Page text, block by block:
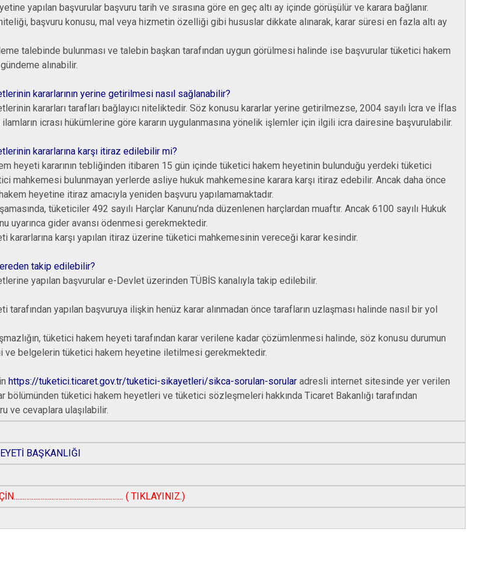
yapılan başvurular başvuru tarih ve sırasına göre en geç altı ay içinde görüşülür ve karara bağlanır.
başvuru konusu, mal veya hizmetin özelliği gibi hususlar dikkate alınarak, karar süresi en fazla altı ay
talebinde bulunması ve talebin başkan tarafından uygun görülmesi halinde ise başvurular tüketici hakem
alınabilir.
kararlarının yerine getirilmesi nasıl sağlanabilir?
kararları tarafları bağlayıcı niteliktedir. Söz konusu kararlar yerine getirilmezse, 2004 sayılı İcra ve İflas
ilamların icrası hükümlerine göre kararın uygulanmasına yönelik işlemler için ilgili icra dairesine başvurulabilir.
kararlarına karşı itiraz edilebilir mi?
heyeti kararının tebliğinden itibaren 15 gün içinde tüketici hakem heyetinin bulunduğu yerdeki tüketici
mahkemesi bulunmayan yerlerde asliye hukuk mahkemesine karara karşı itiraz edebilir. Ancak daha önce
heyetine itiraz amacıyla yeniden başvuru yapılamamaktadır.
tüketiciler 492 sayılı Harçlar Kanunu’nda düzenlenen harçlardan muaftır. Ancak 6100 sayılı Hukuk
uyarınca gider avansı ödenmesi gerekmektedir.
kararlarına karşı yapılan itiraz üzerine tüketici mahkemesinin vereceği karar kesindir.
takip edilebilir?
yapılan başvurular e-Devlet üzerinden TÜBİS kanalıyla takip edilebilir.
tarafından yapılan başvuruya ilişkin henüz karar alınmadan önce tarafların uzlaşması halinde nasıl bir yol
tüketici hakem heyeti tarafından karar verilene kadar çözümlenmesi halinde, söz konusu durumun
ve belgelerin tüketici hakem heyetine iletilmesi gerekmektedir.
https://tuketici.ticaret.gov.tr/tuketici-sikayetleri/sikca-sorulan-sorularadresli internet sitesinde yer verilen
bölümünden tüketici hakem heyetleri ve tüketici sözleşmeleri hakkında Ticaret Bakanlığı tarafından
ve cevaplara ulaşılabilir.
BAŞKANLIĞI
( TIKLAYINIZ.)